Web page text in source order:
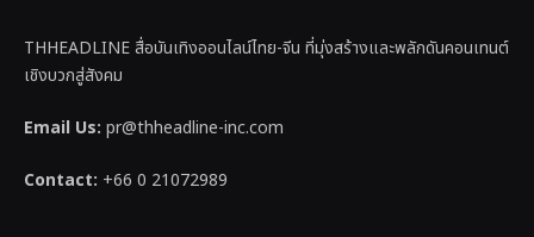
THHEADLINE สื่อบันเทิงออนไลน์ไทย-จีน ที่มุ่งสร้างและพลักดันคอนเทนต์
เชิงบวกสู่สังคม
Email Us: pr@thheadline-inc.com
Contact: +66 0 21072989